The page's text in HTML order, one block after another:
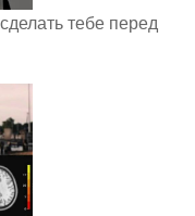
тебе перед